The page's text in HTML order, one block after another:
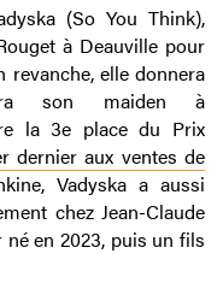
(So You Think),
à Deauville pour
revanche, elle donnera
son maiden à
la 3e place du Prix
dernier aux ventes de
Vadyska a aussi
chez Jean-Claude
en 2023, puis un fils